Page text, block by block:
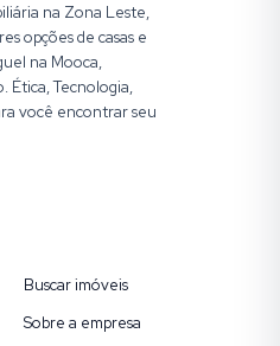
na Zona Leste,
opções de casas e
na Mooca,
Ética, Tecnologia,
você encontrar seu
Buscar imóveis
Sobre a empresa